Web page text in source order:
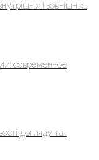
і зовнішніх...
современное
догляду та...